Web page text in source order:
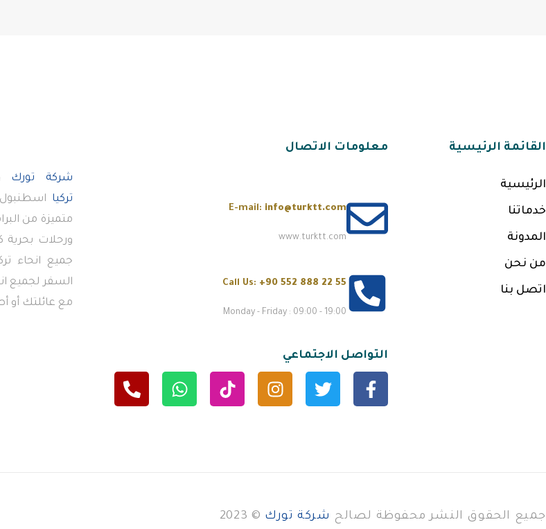
القائمة الرئيسية
الرئيسية
خدماتنا
المدونة
من نحن
اتصل بنا
معلومات الاتصال
E-mail: info@turktt.com
www.turktt.com
Call Us: +90 552 888 22 55
Monday - Friday : 09:00 - 19:00
التواصل الاجتماعي
شركة تورك
تركيا
متميزة من
ورحلات بحرية
جميع انحاء
السفر لجميع
مع عائلتك أو
جميع الحقوق النشر محفوظة لصالح شركة تورك © 2023